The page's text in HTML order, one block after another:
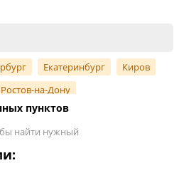
Екатеринбург
Киров
Ростов-на-Дону
пунктов
найти нужный